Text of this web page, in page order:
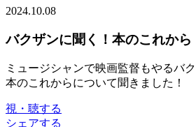
2024.10.08
バクザンに聞く！本のこれから
ミュージシャンで映画監督もやるバ
本のこれからについて聞きました！
視・聴する
シェアする